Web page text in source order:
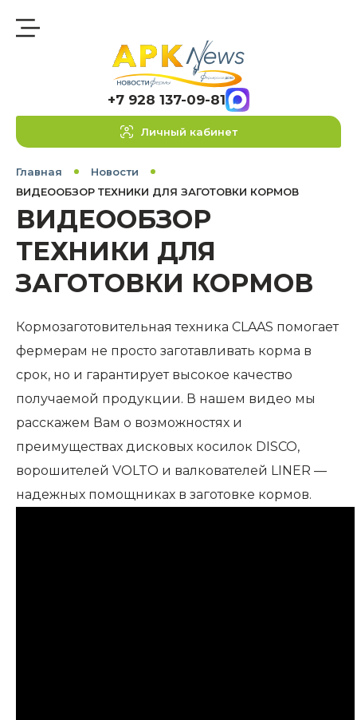
+7 928 137-09-81
Личный кабинет
Главная
Новости
ВИДЕООБЗОР ТЕХНИКИ ДЛЯ ЗАГОТОВКИ КОРМОВ
ВИДЕООБЗОР
ТЕХНИКИ ДЛЯ
ЗАГОТОВКИ КОРМОВ
Кормозаготовительная техника CLAAS помогает
фермерам не просто заготавливать корма в
срок, но и гарантирует высокое качество
получаемой продукции. В нашем видео мы
расскажем Вам о возможностях и
преимуществах дисковых косилок DISCO,
ворошителей VOLTO и валкователей LINER —
надежных помощниках в заготовке кормов.